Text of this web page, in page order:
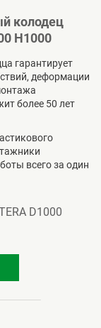
колодец
H1000
гарантирует
деформации
более 50 лет
всего за один
D1000